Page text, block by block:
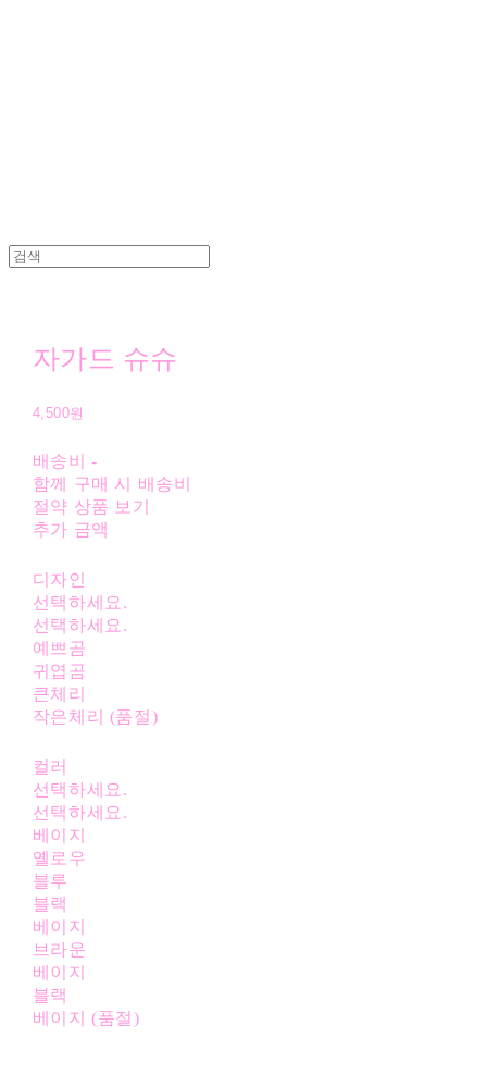
자가드 슈슈
4,500원
배송비-
함께 구매 시 배송비
절약 상품 보기
추가 금액
디자인
선택하세요.
선택하세요.
예쁘곰
귀엽곰
큰체리
작은체리 (품절)
컬러
선택하세요.
선택하세요.
베이지
옐로우
블루
블랙
베이지
브라운
베이지
블랙
베이지 (품절)